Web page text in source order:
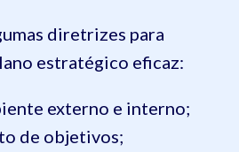
diretrizes para
estratégico eficaz:
externo e interno;
de objetivos;